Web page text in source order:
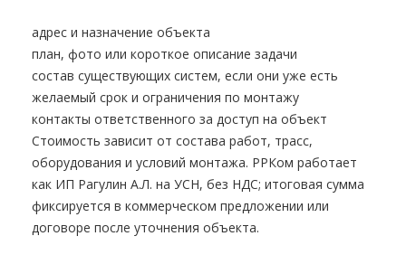
адрес и назначение объекта
план, фото или короткое описание задачи
состав существующих систем, если они уже есть
желаемый срок и ограничения по монтажу
контакты ответственного за доступ на объект
Стоимость зависит от состава работ, трасс,
оборудования и условий монтажа. РРКом работает
как ИП Рагулин А.Л. на УСН, без НДС; итоговая сумма
фиксируется в коммерческом предложении или
договоре после уточнения объекта.